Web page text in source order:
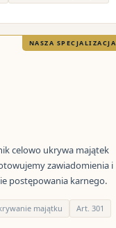
NASZA SPECJALIZACJA
celowo ukrywa majątek
zawiadomienia i
postępowania karnego.
majątku Art. 301